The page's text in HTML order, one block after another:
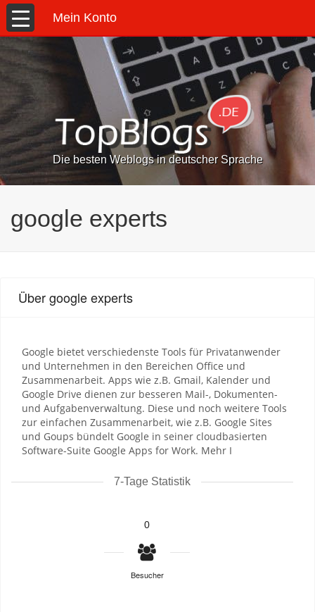
Mein Konto
Die besten Weblogs in deutscher Sprache
google experts
Über google experts
Google bietet verschiedenste Tools für Privatanwender
und Unternehmen in den Bereichen Office und
Zusammenarbeit. Apps wie z.B. Gmail, Kalender und
Google Drive dienen zur besseren Mail-, Dokumenten-
und Aufgabenverwaltung. Diese und noch weitere Tools
zur einfachen Zusammenarbeit, wie z.B. Google Sites
und Goups bündelt Google in seiner cloudbasierten
Software-Suite Google Apps for Work. Mehr I
7-Tage Statistik
0
Besucher